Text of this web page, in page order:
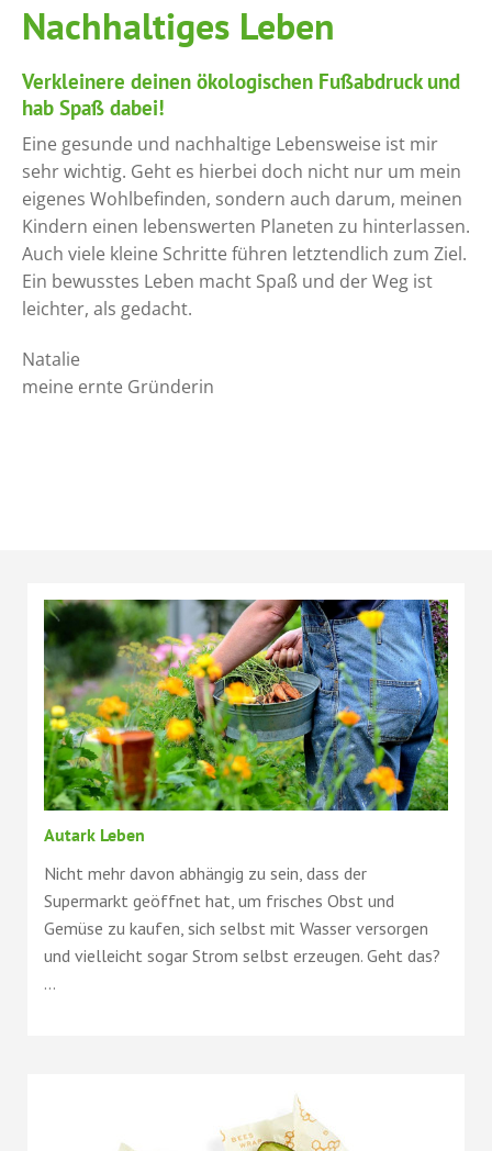
Nachhaltiges Leben
Verkleinere deinen ökologischen Fußabdruck und
hab Spaß dabei!
Eine gesunde und nachhaltige Lebensweise ist mir
sehr wichtig. Geht es hierbei doch nicht nur um mein
eigenes Wohlbefinden, sondern auch darum, meinen
Kindern einen lebenswerten Planeten zu hinterlassen.
Auch viele kleine Schritte führen letztendlich zum Ziel.
Ein bewusstes Leben macht Spaß und der Weg ist
leichter, als gedacht.
Natalie
meine ernte Gründerin
Autark Leben
Nicht mehr davon abhängig zu sein, dass der
Supermarkt geöffnet hat, um frisches Obst und
Gemüse zu kaufen, sich selbst mit Wasser versorgen
und vielleicht sogar Strom selbst erzeugen. Geht das?
...